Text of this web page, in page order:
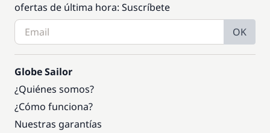
ofertas de última hora: Suscríbete
OK
Globe Sailor
¿Quiénes somos?
¿Cómo funciona?
Nuestras garantías